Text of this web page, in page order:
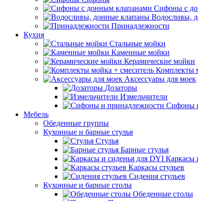
Сифоны с
Водосливы,
Принадлежности
Кухня
Стальные мойки
Каменные мойки
Керамические мойки
Комплекты
Аксессуары для моек
Дозаторы
Измельчители
Сифоны
Мебель
Обеденные группы
Кухонные и барные стулья
Стулья
Барные стулья
Каркасы
Каркасы стульев
Сидения стульев
Кухонные и барные столы
Обеденные столы